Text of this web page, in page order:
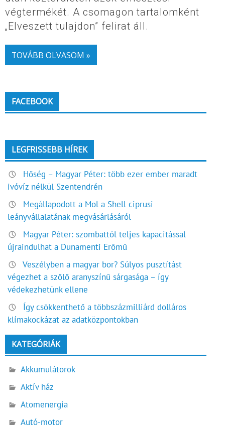
végtermékét. A csomagon tartalomként
„Elveszett tulajdon” felirat áll.
TOVÁBB OLVASOM »
FACEBOOK
LEGFRISSEBB HÍREK
Hőség – Magyar Péter: több ezer ember maradt
ivóvíz nélkül Szentendrén
Megállapodott a Mol a Shell ciprusi
leányvállalatának megvásárlásáról
Magyar Péter: szombattól teljes kapacitással
újraindulhat a Dunamenti Erőmű
Veszélyben a magyar bor? Súlyos pusztítást
végezhet a szőlő aranyszínű sárgasága – így
védekezhetünk ellene
Így csökkenthető a többszázmilliárd dolláros
klímakockázat az adatközpontokban
KATEGÓRIÁK
Akkumulátorok
Aktív ház
Atomenergia
Autó-motor